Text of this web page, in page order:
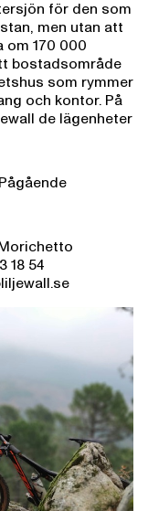
för den som
men utan att
om 170 000
bostadsområde
som rymmer
och kontor. På
de lägenheter
18 54